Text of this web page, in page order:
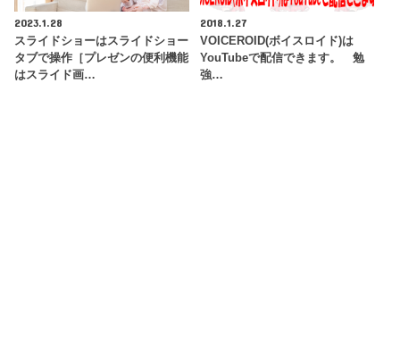
2023.1.28
スライドショーはスライドショー
タブで操作［プレゼンの便利機能
はスライド画…
2018.1.27
VOICEROID(ボイスロイド)は
YouTubeで配信できます。 勉
強…